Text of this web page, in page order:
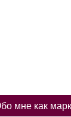
мне как